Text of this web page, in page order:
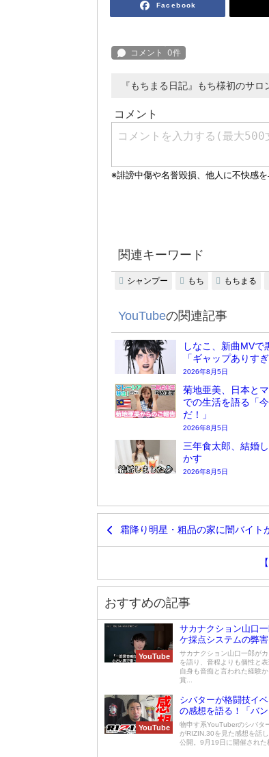
Facebook
『もちまる日記』もち様初のサ
関連キーワード
シャンプー もち もちまる
YouTubeの関連記事
しなこ、新曲MVで
「ギャップありす
2026年8月5日
菊地亜美、日本と
での生活を語る「
だ！」
2026年8月5日
三年食太郎、結婚
かす
2026年8月5日
霜降り明星・粗品の家に闇バイト
おすすめの記事
YouTube
サカナクション山口
ケ採点システムの弊
手さ
サカナクション山口一郎が
を語り、音程よりも個性と表
自身も音痴と言われた経験
賞...
YouTube
シバターが格闘技イ
の感想を語る！「バ
トが面白いことになっ
物申す系YouTuberのシバタ
がRIZIN.30を見た感想を話
公開。9月19日に開催された